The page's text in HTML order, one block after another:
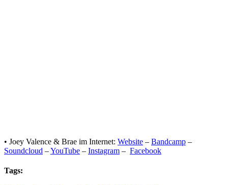
• Joey Valence & Brae im Internet: Website – Bandcamp –
Soundcloud –YouTube – Instagram – Facebook
Tags: